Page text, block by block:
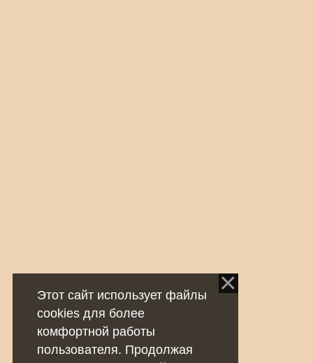
Этот сайт использует файлы
cookies для более
комфортной работы
пользователя. Продолжая